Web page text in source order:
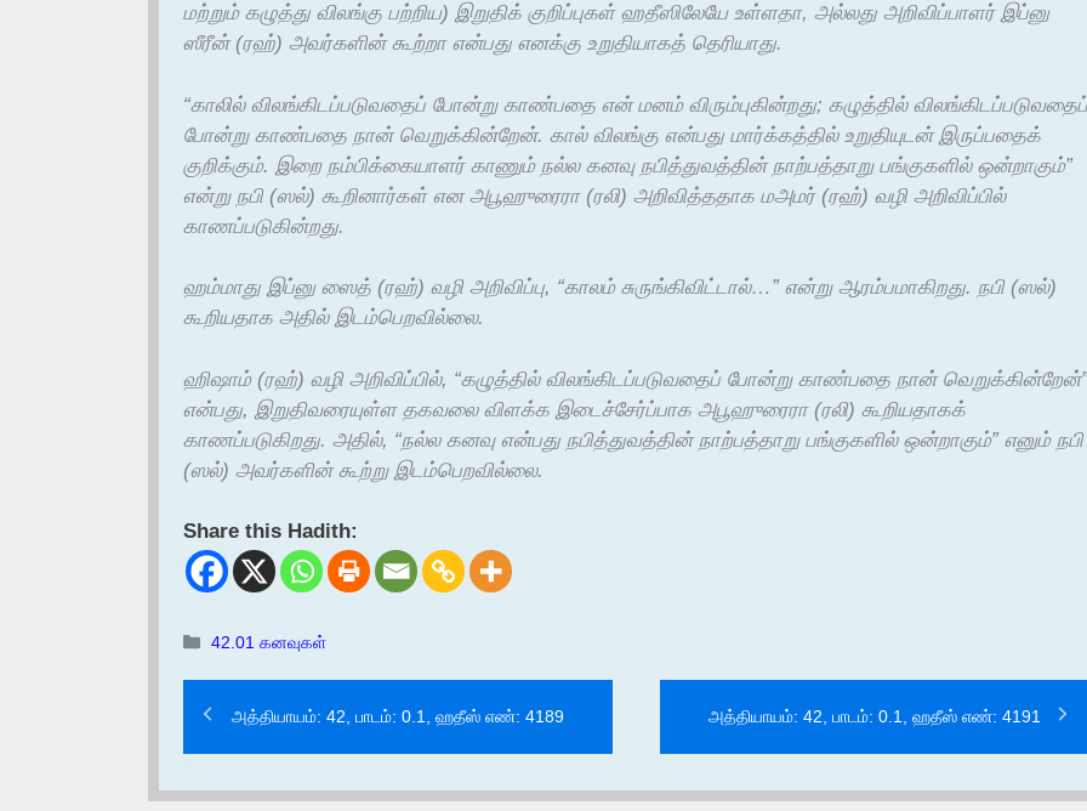
மற்றும் கழுத்து விலங்கு பற்றிய) இறுதிக் குறிப்புகள் ஹதீஸிலேயே உள்ளதா, அல்லது அறிவிப்பாளர் இப்னு
ஸீரீன் (ரஹ்) அவர்களின் கூற்றா என்பது எனக்கு உறுதியாகத் தெரியாது.
“காலில் விலங்கிடப்படுவதைப் போன்று காண்பதை என் மனம் விரும்புகின்றது; கழுத்தில் விலங்கிடப்படுவதைப்
போன்று காண்பதை நான் வெறுக்கின்றேன். கால் விலங்கு என்பது மார்க்கத்தில் உறுதியுடன் இருப்பதைக்
குறிக்கும். இறை நம்பிக்கையாளர் காணும் நல்ல கனவு நபித்துவத்தின் நாற்பத்தாறு பங்குகளில் ஒன்றாகும்”
என்று நபி (ஸல்) கூறினார்கள் என அபூஹுரைரா (ரலி) அறிவித்ததாக மஅமர் (ரஹ்) வழி அறிவிப்பில்
காணப்படுகின்றது.
ஹம்மாது இப்னு ஸைத் (ரஹ்) வழி அறிவிப்பு, “காலம் சுருங்கிவிட்டால்…” என்று ஆரம்பமாகிறது. நபி (ஸல்)
கூறியதாக அதில் இடம்பெறவில்லை.
ஹிஷாம் (ரஹ்) வழி அறிவிப்பில், “கழுத்தில் விலங்கிடப்படுவதைப் போன்று காண்பதை நான் வெறுக்கின்றேன்”
என்பது, இறுதிவரையுள்ள தகவலை விளக்க இடைச்சேர்ப்பாக அபூஹுரைரா (ரலி) கூறியதாகக்
காணப்படுகிறது. அதில், “நல்ல கனவு என்பது நபித்துவத்தின் நாற்பத்தாறு பங்குகளில் ஒன்றாகும்” எனும் நபி
(ஸல்) அவர்களின் கூற்று இடம்பெறவில்லை.
Share this Hadith:
Categories
42.01 கனவுகள்
அத்தியாயம்: 42, பாடம்: 0.1, ஹதீஸ் எண்: 4189 அத்தியாயம்: 42, பாடம்: 0.1, ஹதீஸ் எண்: 4191